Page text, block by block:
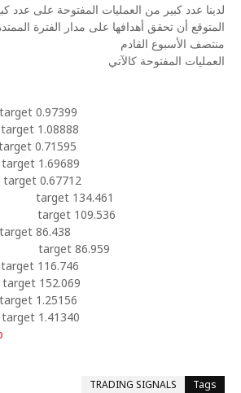
لدينا عدد كبير من العمليات المفتوحة على عدد
المتوقع أن تحقق أهدافها على مدار الفترة
منتصف الأسبوع القادم
العمليات المفتوحة كالآتي
target 0.97399
target 1.08888
0.71595
target 1.69689
target 0.67712
target 134.461
target 109.536
target 86.438
target 86.959
target 116.746
target 152.069
target 1.25156
target 1.41340
Tags
TRADING SIGNALS